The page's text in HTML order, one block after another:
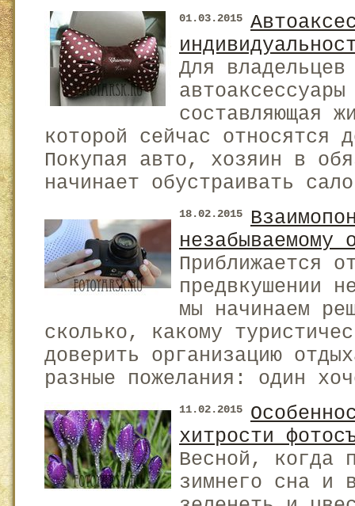
01.03.2015
Для владельцев
составляющая
которой сейчас относятся
Покупая авто, хозяин в
начинает обустраивать
18.02.2015
незабываемому
Приближается
предвкушении
мы начинаем
сколько, какому
доверить организацию
разные пожелания: один
11.02.2015
хитрости
Весной, когда
зимнего сна и